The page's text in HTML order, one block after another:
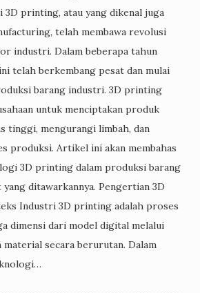
printing, atau yang dikenal juga
telah membawa revolusi
industri. Dalam beberapa tahun
telah berkembang pesat dan mulai
barang industri. 3D printing
untuk menciptakan produk
tinggi, mengurangi limbah, dan
produksi. Artikel ini akan membahas
3D printing dalam produksi barang
ditawarkannya. Pengertian 3D
Industri 3D printing adalah proses
dimensi dari model digital melalui
material secara berurutan. Dalam